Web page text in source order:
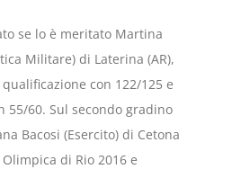
se lo è meritato Martina
Militare) di Laterina (AR),
con 122/125 e
55/60. Sul secondo gradino
Bacosi (Esercito) di Cetona
di Rio 2016 e